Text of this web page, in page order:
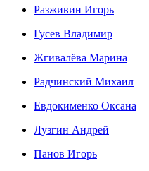
Разживин Игорь
Гусев Владимир
Жгивалёва Марина
Радчинский Михаил
Евдокименко Оксана
Лузгин Андрей
Панов Игорь